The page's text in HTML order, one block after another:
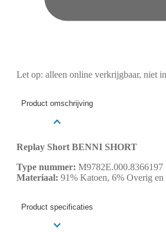
Let op: alleen online verkrijgbaar, niet
Product omschrijving
Replay Short BENNI SHORT
Type nummer: M9782E.000.8366197
Materiaal: 91% Katoen, 6% Overig en
Product specificaties